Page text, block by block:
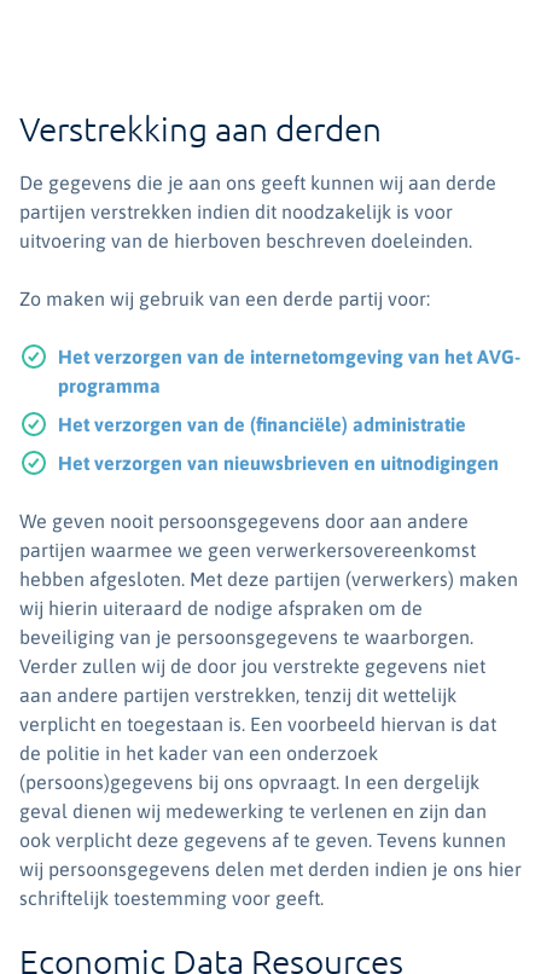
Verstrekking aan derden
De gegevens die je aan ons geeft kunnen wij aan derde
partijen verstrekken indien dit noodzakelijk is voor
uitvoering van de hierboven beschreven doeleinden.
Zo maken wij gebruik van een derde partij voor:
Het verzorgen van de internetomgeving van het AVG-
programma
Het verzorgen van de (financiële) administratie
Het verzorgen van nieuwsbrieven en uitnodigingen
We geven nooit persoonsgegevens door aan andere
partijen waarmee we geen verwerkersovereenkomst
hebben afgesloten. Met deze partijen (verwerkers) maken
wij hierin uiteraard de nodige afspraken om de
beveiliging van je persoonsgegevens te waarborgen.
Verder zullen wij de door jou verstrekte gegevens niet
aan andere partijen verstrekken, tenzij dit wettelijk
verplicht en toegestaan is. Een voorbeeld hiervan is dat
de politie in het kader van een onderzoek
(persoons)gegevens bij ons opvraagt. In een dergelijk
geval dienen wij medewerking te verlenen en zijn dan
ook verplicht deze gegevens af te geven. Tevens kunnen
wij persoonsgegevens delen met derden indien je ons hier
schriftelijk toestemming voor geeft.
Economic Data Resources